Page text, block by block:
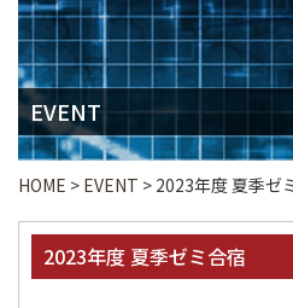
EVENT
HOME > EVENT > 2023年度 夏季ゼ
2023年度 夏季ゼミ合宿